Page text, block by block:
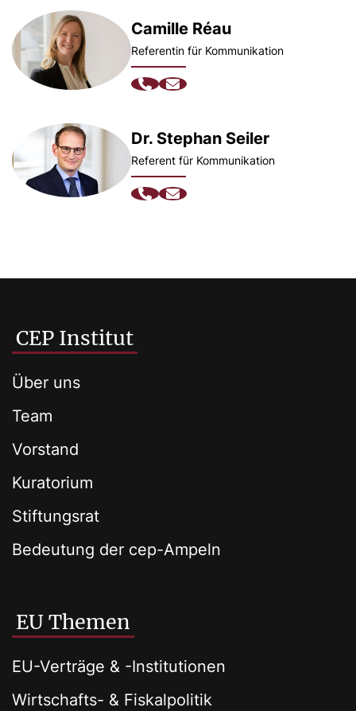
Camille Réau
Referentin für Kommunikation
Dr. Stephan Seiler
Referent für Kommunikation
CEP Institut
Über uns
Team
Vorstand
Kuratorium
Stiftungsrat
Bedeutung der cep-Ampeln
EU Themen
EU-Verträge & -Institutionen
Wirtschafts- & Fiskalpolitik